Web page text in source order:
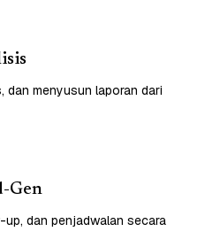
dan menyusun laporan dari
Gen
dan penjadwalan secara